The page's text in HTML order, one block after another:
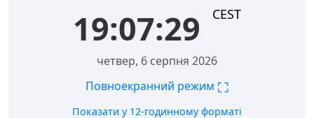
19:07:29 CEST
четвер, 6 серпня 2026
Повноекранний режим ⛶
Показати у 12-годинному форматі